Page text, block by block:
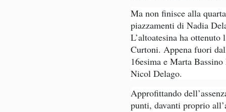
Ma non finisce alla
piazzamenti di Nadia
L’altoatesina ha
Curtoni. Appena fuori
16esima e Marta
Nicol Delago.
Approfittando
punti, davanti proprio